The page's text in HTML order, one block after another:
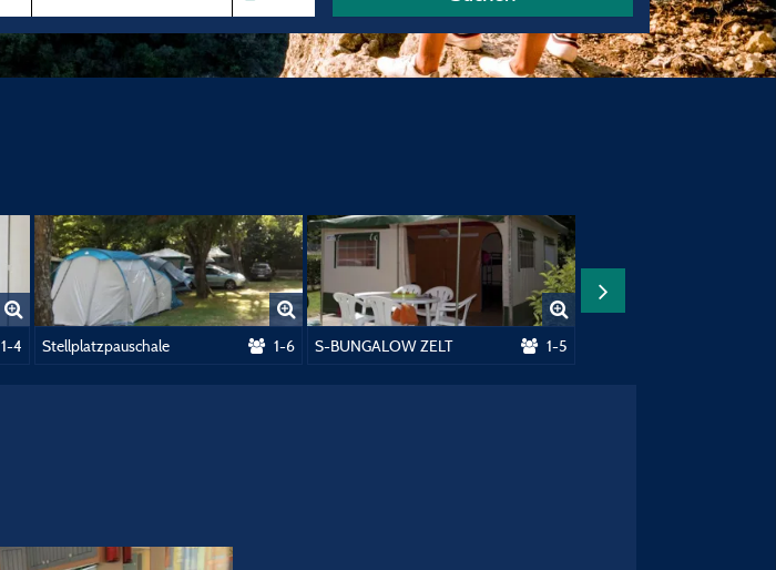
1-4 Stellplatzpauschale 1-6 S-BUNGALOW ZELT 1-5